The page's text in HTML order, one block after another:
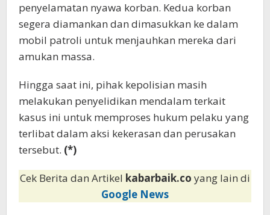
penyelamatan nyawa korban. Kedua korban
segera diamankan dan dimasukkan ke dalam
mobil patroli untuk menjauhkan mereka dari
amukan massa.
Hingga saat ini, pihak kepolisian masih
melakukan penyelidikan mendalam terkait
kasus ini untuk memproses hukum pelaku yang
terlibat dalam aksi kekerasan dan perusakan
tersebut. (*)
Cek Berita dan Artikel kabarbaik.co yang lain di
Google News